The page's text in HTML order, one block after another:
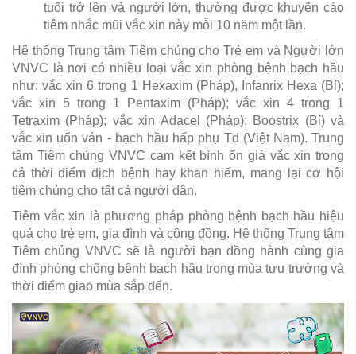
tuổi trở lên và người lớn, thường được khuyến cáo
tiêm nhắc mũi vắc xin này mỗi 10 năm một lần.
Hệ thống Trung tâm Tiêm chủng cho Trẻ em và Người lớn
VNVC là nơi có nhiều loại vắc xin phòng bệnh bạch hầu
như: vắc xin 6 trong 1 Hexaxim (Pháp), Infanrix Hexa (Bỉ);
vắc xin 5 trong 1 Pentaxim (Pháp); vắc xin 4 trong 1
Tetraxim (Pháp); vắc xin Adacel (Pháp); Boostrix (Bỉ) và
vắc xin uốn ván - bạch hầu hấp phụ Td (Việt Nam). Trung
tâm Tiêm chủng VNVC cam kết bình ổn giá vắc xin trong
cả thời điểm dịch bệnh hay khan hiếm, mang lại cơ hội
tiêm chủng cho tất cả người dân.
Tiêm vắc xin là phương pháp phòng bệnh bạch hầu hiệu
quả cho trẻ em, gia đình và cộng đồng. Hệ thống Trung tâm
Tiêm chủng VNVC sẽ là người bạn đồng hành cùng gia
đình phòng chống bệnh bạch hầu trong mùa tựu trường và
thời điểm giao mùa sắp đến.